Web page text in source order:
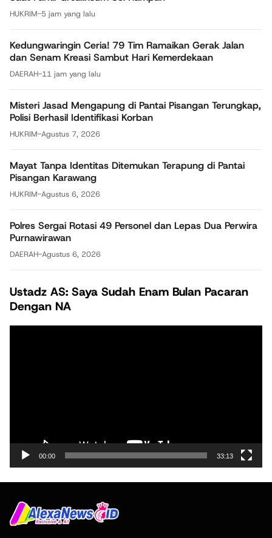
HUKRIM-5 jam yang lalu
Kedungwaringin Ceria! 79 Tim Ramaikan Gerak Jalan
dan Senam Kreasi Sambut Hari Kemerdekaan
DAERAH-11 jam yang lalu
Misteri Jasad Mengapung di Pantai Pisangan Terungkap,
Polisi Berhasil Identifikasi Korban
HUKRIM-Agustus 7, 2026
Mayat Tanpa Identitas Ditemukan Terapung di Pantai
Pisangan Karawang
HUKRIM-Agustus 6, 2026
Polres Sergai Rotasi 49 Personel dan Lepas Dua Perwira
Purnawirawan
DAERAH-Agustus 6, 2026
Ustadz AS: Saya Sudah Enam Bulan Pacaran
Dengan NA
00:00 33:13